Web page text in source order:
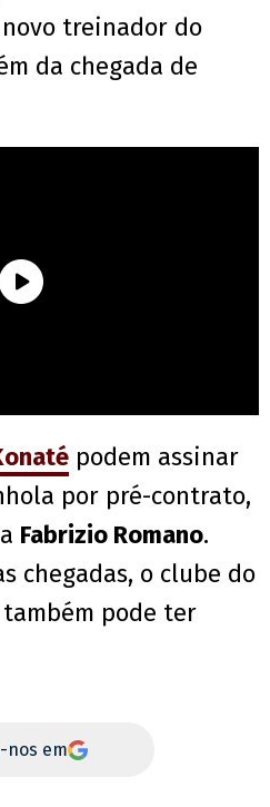
treinador do
da chegada de
podem assinar
por pré-contrato,
Fabrizio Romano.
chegadas, o clube do
pode ter
nos em